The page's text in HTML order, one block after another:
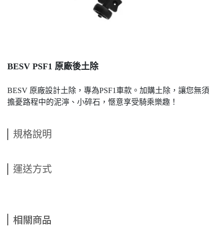
BESV PSF1 原廠後土除
BESV 原廠設計土除，專為PSF1車款。加購土除，讓您無須
擔憂路程中的泥濘、小碎石，愜意享受騎乘樂趣！
規格說明
運送方式
相關商品